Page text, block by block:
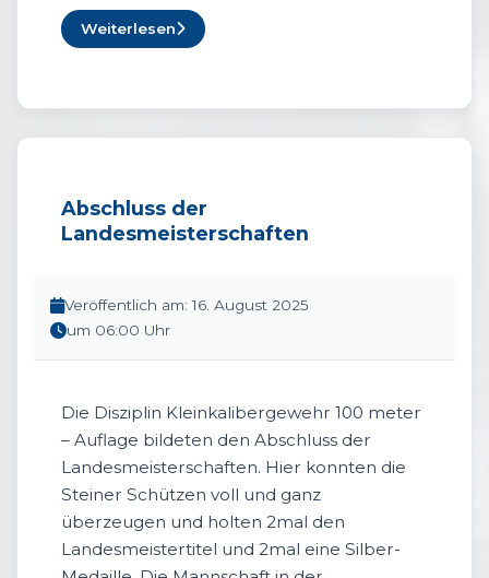
Weiterlesen
Abschluss der
Landesmeisterschaften
Veröffentlich am: 16. August 2025
um 06:00 Uhr
Die Disziplin Kleinkalibergewehr 100 meter
– Auflage bildeten den Abschluss der
Landesmeisterschaften. Hier konnten die
Steiner Schützen voll und ganz
überzeugen und holten 2mal den
Landesmeistertitel und 2mal eine Silber-